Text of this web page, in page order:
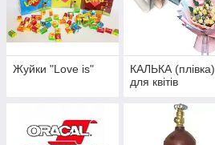
Жуйки "Love is"
КАЛЬКА (плівка)
для квітів